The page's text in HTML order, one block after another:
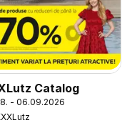
Catalog
- 06.09.2026